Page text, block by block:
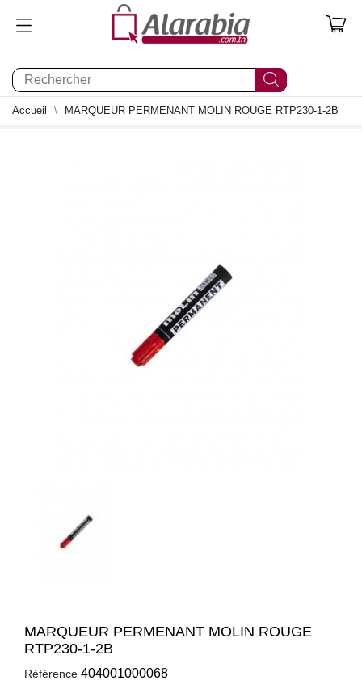
0
Accueil MARQUEUR PERMENANT MOLIN ROUGE RTP230-1-2B
MARQUEUR PERMENANT MOLIN ROUGE
RTP230-1-2B
Référence 404001000068